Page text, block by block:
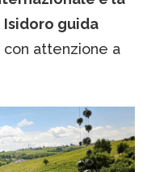
guida
con attenzione a